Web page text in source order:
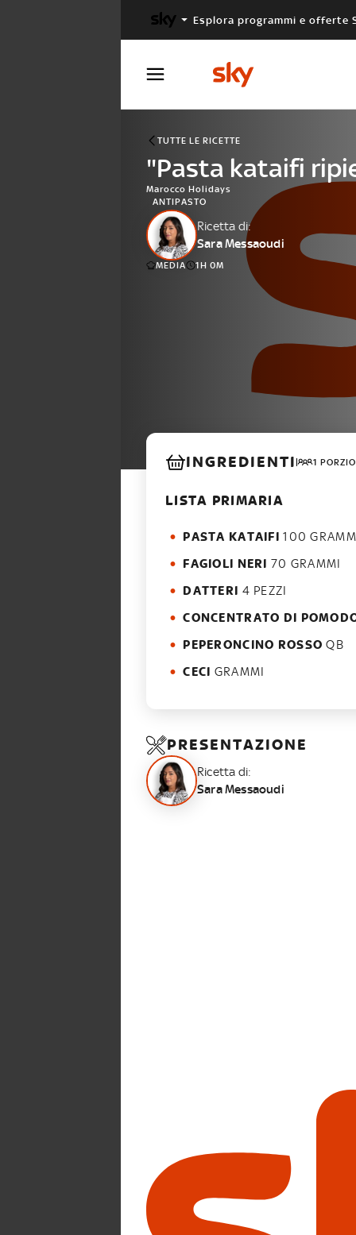
Esplora programmi e offerte
TUTTE LE RICETTE
"Pasta kataifi
Marocco Holidays
ANTIPASTO
Ricetta di:
Sara Messaoudi
MEDIA 1H 0M
INGREDIENTI 1
LISTA PRIMARIA
PASTA KATAIFI 100
FAGIOLI NERI 70 GRAMMI
DATTERI 4 PEZZI
CONCENTRATO DI
PEPERONCINO ROSSO QB
CECI GRAMMI
PRESENTAZIONE
Ricetta di:
Sara Messaoudi